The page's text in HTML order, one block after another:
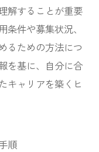
解することが重要
件や募集状況、
るための方法につ
を基に、自分に合
キャリアを築くヒ
順